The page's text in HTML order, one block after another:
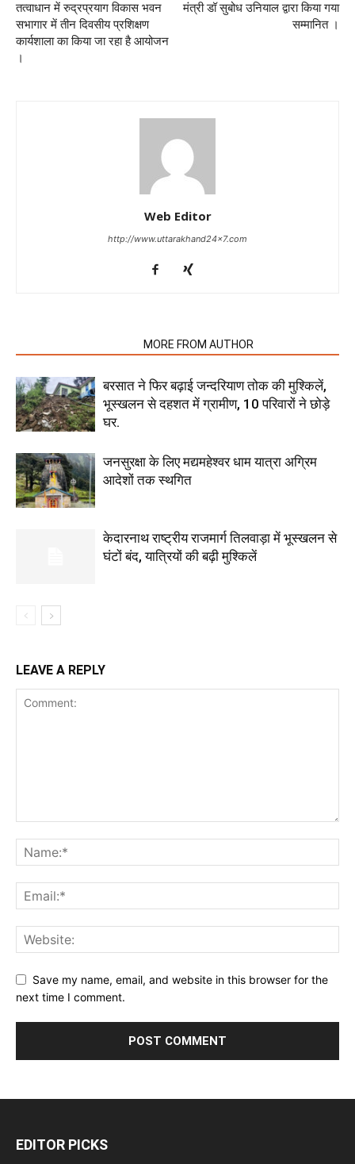
तत्वाधान में रुद्रप्रयाग विकास भवन
सभागार में तीन दिवसीय प्रशिक्षण
कार्यशाला का किया जा रहा है आयोजन
।
मंत्री डॉ सुबोध उनियाल द्वारा किया गया
सम्मानित ।
Web Editor
http://www.uttarakhand24x7.com
MORE FROM AUTHOR
बरसात ने फिर बढ़ाई जन्दरियाण तोक की मुश्किलें,
भूस्खलन से दहशत में ग्रामीण, 10 परिवारों ने छोड़े
घर.
जनसुरक्षा के लिए मद्यमहेश्वर धाम यात्रा अग्रिम
आदेशों तक स्थगित
केदारनाथ राष्ट्रीय राजमार्ग तिलवाड़ा में भूस्खलन से
घंटों बंद, यात्रियों की बढ़ी मुश्किलें
LEAVE A REPLY
Save my name, email, and website in this browser for the
next time I comment.
EDITOR PICKS